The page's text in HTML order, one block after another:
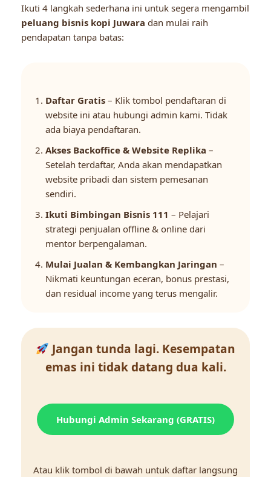
Ikuti 4 langkah sederhana ini untuk segera mengambil
peluang bisnis kopi Juwara dan mulai raih
pendapatan tanpa batas:
Daftar Gratis – Klik tombol pendaftaran di
website ini atau hubungi admin kami. Tidak
ada biaya pendaftaran.
Akses Backoffice & Website Replika –
Setelah terdaftar, Anda akan mendapatkan
website pribadi dan sistem pemesanan
sendiri.
Ikuti Bimbingan Bisnis 111 – Pelajari
strategi penjualan offline & online dari
mentor berpengalaman.
Mulai Jualan & Kembangkan Jaringan –
Nikmati keuntungan eceran, bonus prestasi,
dan residual income yang terus mengalir.
Jangan tunda lagi. Kesempatan
emas ini tidak datang dua kali.
Hubungi Admin Sekarang (GRATIS)
Atau klik tombol di bawah untuk daftar langsung